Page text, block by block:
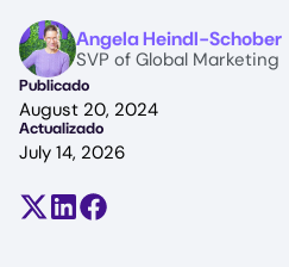
ImageAngela Heindl-Schober
SVP of Global Marketing
Publicado
August 20, 2024
Actualizado
July 14, 2026
Compartir en X (antes Twitter)
Compartir en LinkedIn
Compartir en Facebook